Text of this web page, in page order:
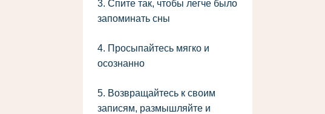
3. Спите так, чтобы легче было
запоминать сны
4. Просыпайтесь мягко и
осознанно
5. Возвращайтесь к своим
записям, размышляйте и